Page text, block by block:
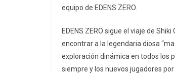
equipo de EDENS ZERO.
EDENS ZERO sigue el viaje de
encontrar a la legendaria diosa
exploración dinámica en todos los
siempre y los nuevos jugadores por